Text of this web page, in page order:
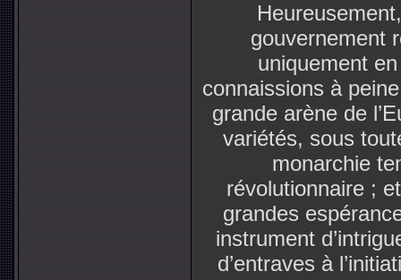
gouvernement
uniquement
connaissions à
grande arène de
variétés, sous
monarchie
révolutionnaire ;
grandes
instrument
d’entraves à